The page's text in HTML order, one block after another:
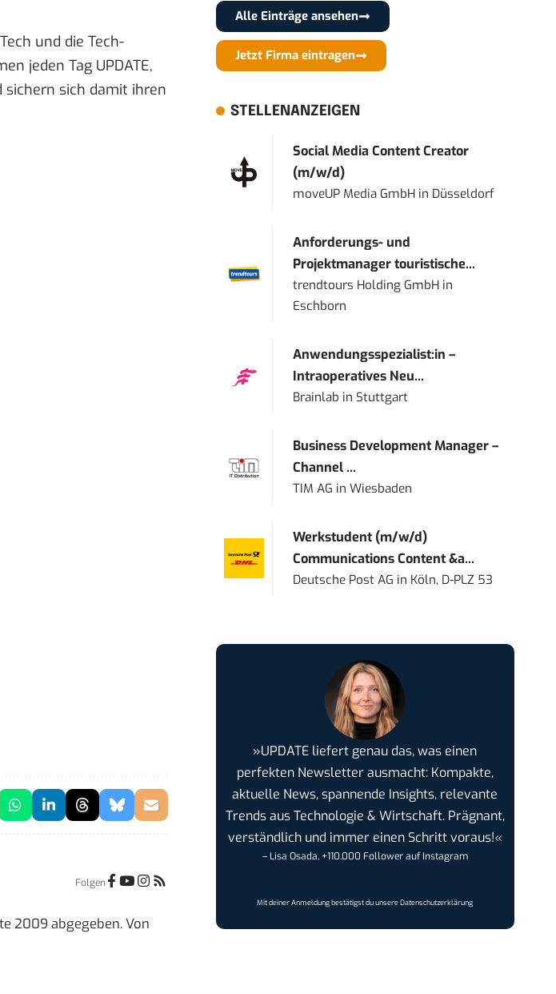
und die Tech-
jeden Tag UPDATE,
sichern sich damit ihren
Folgen
2009 abgegeben. Von
Alle Einträge ansehen
Jetzt Firma eintragen
STELLENANZEIGEN
Social Media Content Creator
(m/w/d)
moveUP Media GmbH in Düsseldorf
Anforderungs- und
Projektmanager touristische...
trendtours Holding GmbH in
Eschborn
Anwendungsspezialist:in –
Intraoperatives Neu...
Brainlab in Stuttgart
Business Development Manager –
Channel ...
TIM AG inWiesbaden
Werkstudent (m/w/d)
Communications Content &a...
Deutsche Post AG in Köln, D-PLZ 53
»UPDATE liefert genau das, was einen
perfekten Newsletter ausmacht: Kompakte,
aktuelle News, spannende Insights, relevante
Trends aus Technologie & Wirtschaft. Prägnant,
verständlich und immer einen Schritt voraus!«
– Lisa Osada, +110.000 Follower auf Instagram
Mit deiner Anmeldung bestätigst du unsereDatenschutzerklärung